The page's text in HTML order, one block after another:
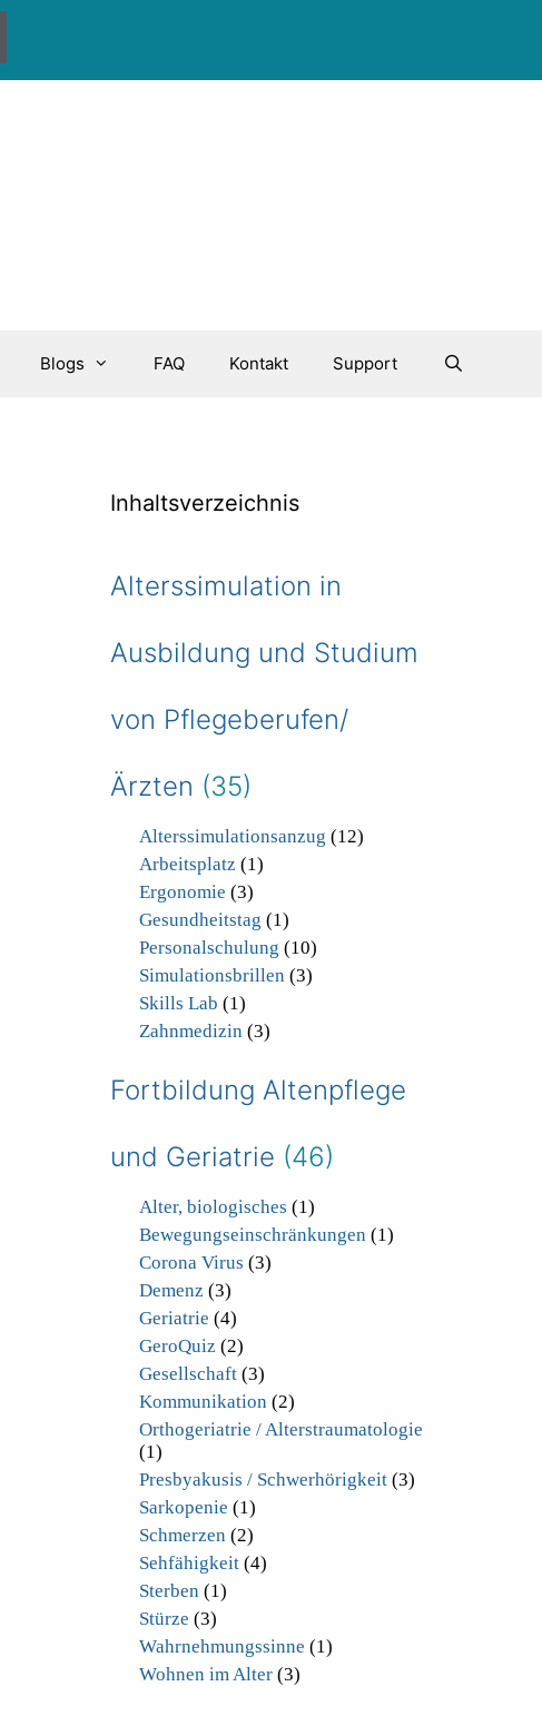
Blogs FAQ Kontakt Support
Inhaltsverzeichnis
Alterssimulation in
Ausbildung und Studium
von Pflegeberufen/
Ärzten (35)
Alterssimulationsanzug (12)
Arbeitsplatz (1)
Ergonomie (3)
Gesundheitstag (1)
Personalschulung (10)
Simulationsbrillen (3)
Skills Lab (1)
Zahnmedizin (3)
Fortbildung Altenpflege
und Geriatrie (46)
Alter, biologisches (1)
Bewegungseinschränkungen (1)
Corona Virus (3)
Demenz (3)
Geriatrie (4)
GeroQuiz (2)
Gesellschaft(3)
Kommunikation (2)
Orthogeriatrie / Alterstraumatologie
(1)
Presbyakusis / Schwerhörigkeit(3)
Sarkopenie (1)
Schmerzen (2)
Sehfähigkeit(4)
Sterben (1)
Stürze (3)
Wahrnehmungssinne (1)
Wohnen im Alter(3)